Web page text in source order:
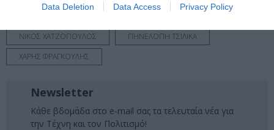
Data Deletion Data Access Privacy Policy
ΝΙΚΟΣ ΧΑΤΖΟΠΟΥΛΟΣ
ΠΗΝΕΛΟΠΗ ΤΣΙΛΙΚΑ
ΧΑΡΗΣ ΦΡΑΓΚΟΥΛΗΣ
Newsletter
Κάθε βδομάδα στο e-mail σας τα τελευταία νέα για
την Τέχνη και τον Πολιτισμό!